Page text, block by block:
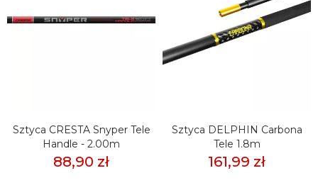
Sztyca CRESTA Snyper Tele
Handle - 2.00m
88,90 zł
Sztyca DELPHIN Carbona
Tele 1.8m
161,99 zł